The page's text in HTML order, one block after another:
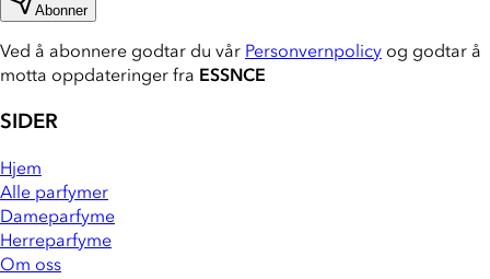
Abonner
Ved å abonnere godtar du vår Personvernpolicy og godtar å
motta oppdateringer fra ESSNCE
SIDER
Hjem
Alle parfymer
Dameparfyme
Herreparfyme
Om oss